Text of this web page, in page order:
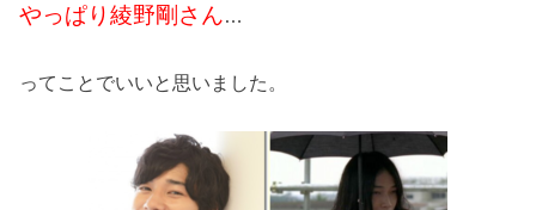
やっぱり綾野剛さん…
ってことでいいと思いました。